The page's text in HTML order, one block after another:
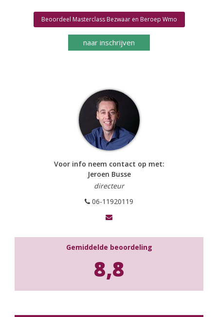
Beoordeel Masterclass Bezwaar en Beroep Wmo
naar inschrijven
Voor info neem contact op met:
Jeroen Busse
directeur
06-11920119
Gemiddelde beoordeling
8,8